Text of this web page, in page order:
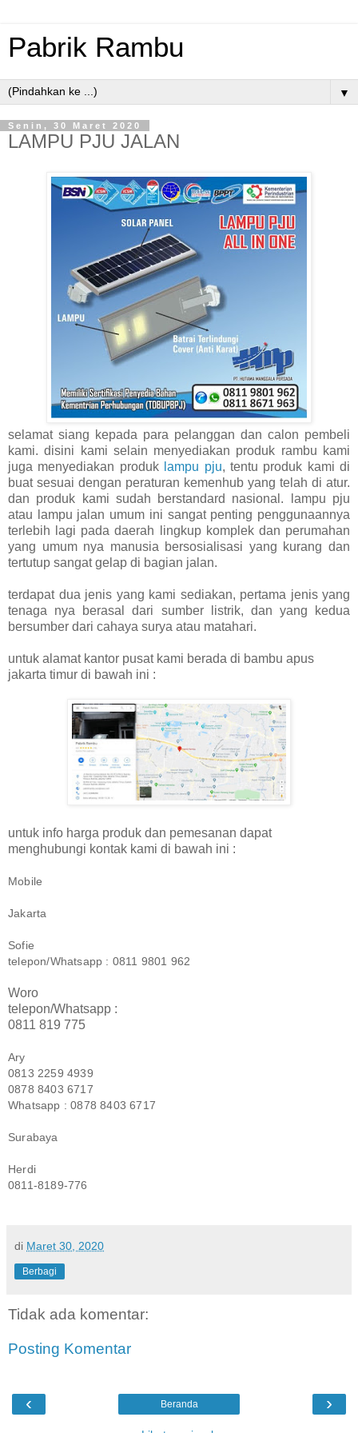
Pabrik Rambu
▼
Senin, 30 Maret 2020
LAMPU PJU JALAN
selamat siang kepada para pelanggan dan calon pembeli
kami. disini kami selain menyediakan produk rambu kami
juga menyediakan produk lampu pju, tentu produk kami di
buat sesuai dengan peraturan kemenhub yang telah di atur.
dan produk kami sudah berstandard nasional. lampu pju
atau lampu jalan umum ini sangat penting penggunaannya
terlebih lagi pada daerah lingkup komplek dan perumahan
yang umum nya manusia bersosialisasi yang kurang dan
tertutup sangat gelap di bagian jalan.
terdapat dua jenis yang kami sediakan, pertama jenis yang
tenaga nya berasal dari sumber listrik, dan yang kedua
bersumber dari cahaya surya atau matahari.
untuk alamat kantor pusat kami berada di bambu apus
jakarta timur di bawah ini :
untuk info harga produk dan pemesanan dapat
menghubungi kontak kami di bawah ini :
Mobile
Jakarta
Sofie
telepon/Whatsapp : 0811 9801 962
Woro
telepon/Whatsapp :
0811 819 775
Ary
0813 2259 4939
0878 8403 6717
Whatsapp : 0878 8403 6717
Surabaya
Herdi
0811-8189-776
di Maret 30, 2020
Berbagi
Tidak ada komentar:
Posting Komentar
‹ ›
Beranda